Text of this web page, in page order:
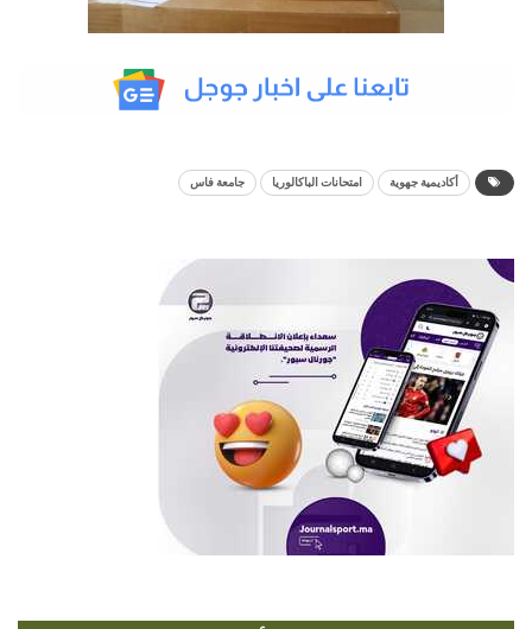
أكاديمية جهوية امتحانات الباكالوريا جامعة فاس